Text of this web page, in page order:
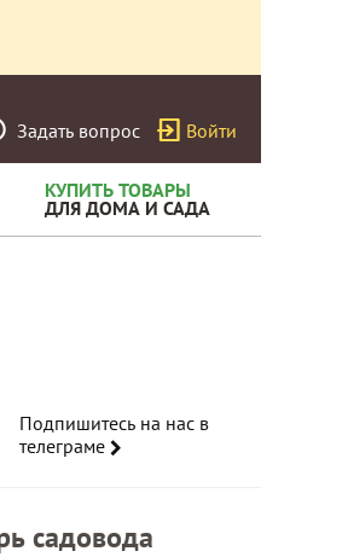
Задать вопрос Войти
КУПИТЬ ТОВАРЫ
ДЛЯ ДОМА И САДА
Подпишитесь на нас в
телеграме
садовода